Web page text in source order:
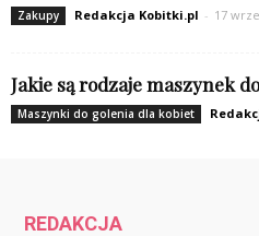
Zakupy Redakcja Kobitki.pl - 17
Jakie są rodzaje maszynek
Maszynki do golenia dla kobiet
REDAKCJA